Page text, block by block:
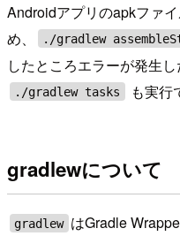
Androidアプリのapkファ
め、
./gradlew
したところエラーが発生
./gradlew tasks も実行
gradlewについて
gradlew はGradle